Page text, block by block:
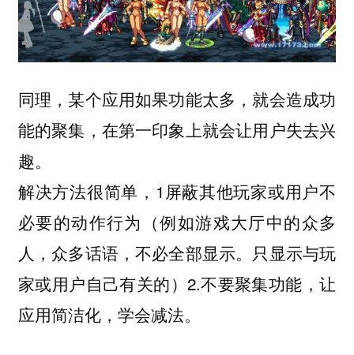
同理，某个应用如果功能太多，就会造成功
能的聚集，在第一印象上就会让用户失去兴
趣。
解决方法很简单，1屏蔽其他玩家或用户不
必要的动作行为（例如游戏大厅中的众多
人，众多话语，不必全部显示。只显示与玩
家或用户自己有关的）2.不要聚集功能，让
应用简洁化，学会减法。